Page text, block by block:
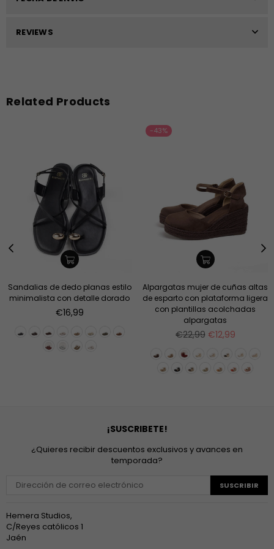
REVIEWS
Related Products
Sandalias de dedo planas estilo
minimalista con detalle dorado
Precio
€16,99
-43%
Alpargatas mujer de cuñas altas
de esparto con plataforma ligera
con plantillas acolchadas
alpargatas
Precio
€22,99 €12,99
¡SUSCRIBETE!
¿Quieres recibir descuentos exclusivos y avances en
temporada?
SUSCRIBIR
Hemera Studios,
C/Reyes católicos 1
Jaén